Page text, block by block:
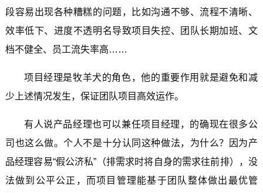
段容易出现各种糟糕的问题，比如沟通不够、流程不清晰、
效率低下、进度不透明名导致项目失控、团队长期加班、文
档不健全、员工流失率高……
项目经理是牧羊犬的角色，他的重要作用就是避免和减
少上述情况发生，保证团队项目高效运作。
有人说产品经理也可以兼任项目经理，的确现在很多公
司也这么做。个人不是十分认同这种做法，为什么？因为产
品经理容易“假公济私”（排需求时将自身的需求往前排），没
法做到公平公正，而项目管理能基于团队整体做出最优管